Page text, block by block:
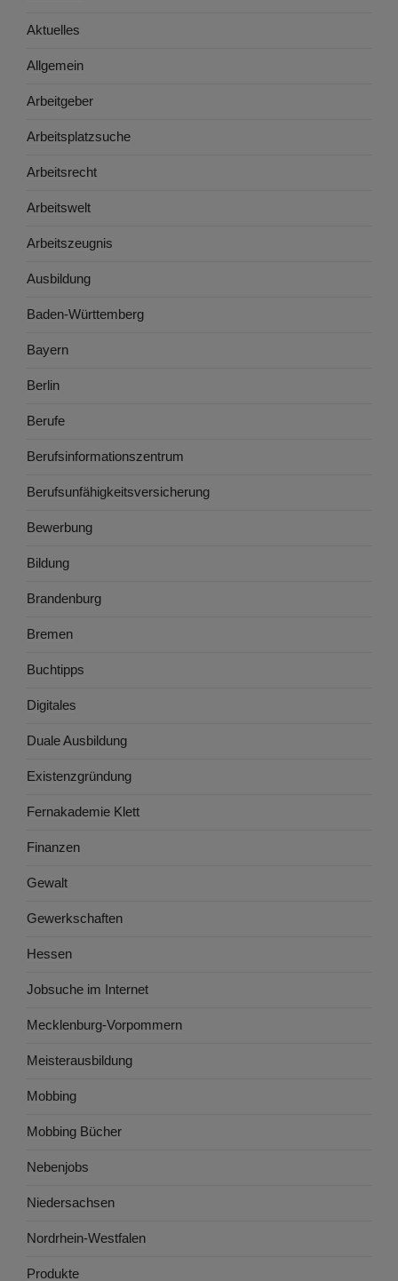
Aktuelles
Allgemein
Arbeitgeber
Arbeitsplatzsuche
Arbeitsrecht
Arbeitswelt
Arbeitszeugnis
Ausbildung
Baden-Württemberg
Bayern
Berlin
Berufe
Berufsinformationszentrum
Berufsunfähigkeitsversicherung
Bewerbung
Bildung
Brandenburg
Bremen
Buchtipps
Digitales
Duale Ausbildung
Existenzgründung
Fernakademie Klett
Finanzen
Gewalt
Gewerkschaften
Hessen
Jobsuche im Internet
Mecklenburg-Vorpommern
Meisterausbildung
Mobbing
Mobbing Bücher
Nebenjobs
Niedersachsen
Nordrhein-Westfalen
Produkte